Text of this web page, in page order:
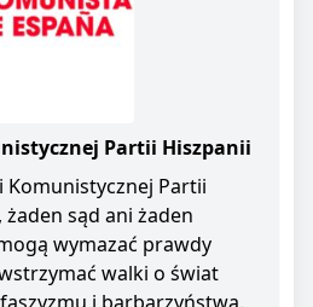
Partii Hiszpanii
Komunistycznej Partii
żaden sąd ani żaden
wymazać prawdy
walki o świat